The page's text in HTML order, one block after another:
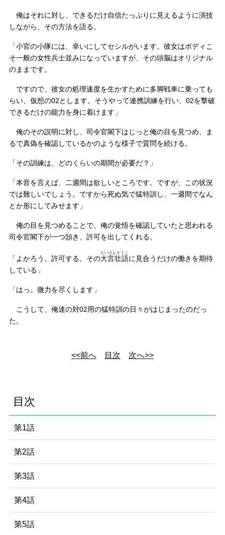
俺はそれに対し、できるだけ自信たっぷりに見えるように演技
しながら、その方法を語る。
「小官の小隊には、幸いにしてセシルがいます。彼女はボディこ
そ一般の女性兵士並みになっていますが、その頭脳はオリジナル
のままです。
ですので、彼女の処理速度を生かすために多脚戦車に乗っても
らい、仮想の02とします。そうやって連携訓練を行い、02を撃破
できるだけの能力を身に着けます」
俺のその説明に対し、司令官閣下はじっと俺の目を見つめ、ま
るで真偽を確認しているかのような様子で質問を続ける。
「その訓練は、どのくらいの期間が必要だ？」
「本音を言えば、二週間は欲しいところです。ですが、この状況
では難しいでしょう。ですから死ぬ気で猛特訓し、一週間でなん
とか形にしてみせます」
俺の目を見つめることで、俺の覚悟を確認していたと思われる
司令官閣下が一つ頷き、許可を出してくれる。
「よかろう。許可する。その大言壮語
たいげんそうご
に見合うだけの働きを期待
している」
「はっ。微力を尽くします」
こうして、俺達の対02用の猛特訓の日々がはじまったのだっ
た。
<<前へ 目次 次へ>>
目次
第1話
第2話
第3話
第4話
第5話